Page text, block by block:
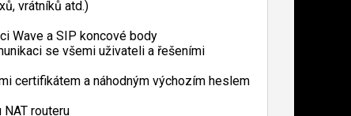
vrátníků atd.)
Wave a SIP koncové body
se všemi uživateli a řešeními
certifikátem a náhodným výchozím heslem
routeru